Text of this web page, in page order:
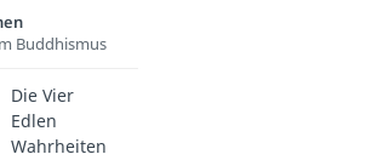
Buddhismus
Die Vier
Edlen
Wahrheiten